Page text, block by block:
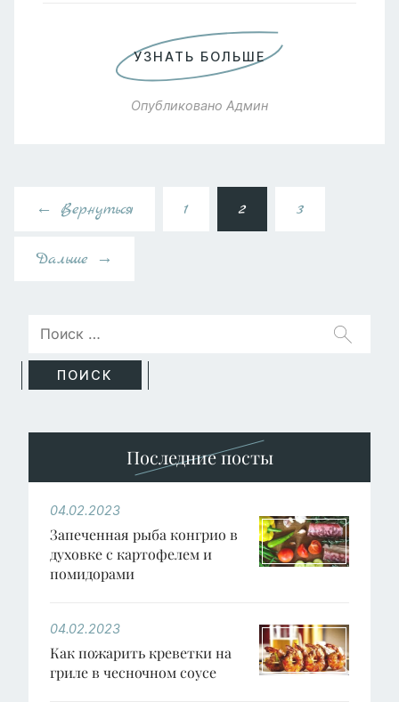
УЗНАТЬ БОЛЬШЕ
Опубликовано Админ
← Вернуться 1 2 3
Дальше →
Последние посты
04.02.2023
Запеченная рыба конгрио в
духовке с картофелем и
помидорами
04.02.2023
Как пожарить креветки на
гриле в чесночном соусе